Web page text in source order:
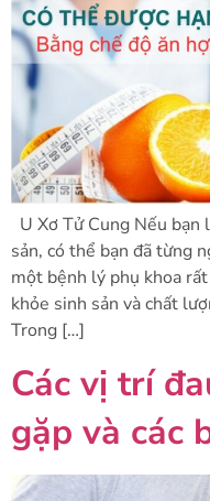
U Xơ Tử Cung Nếu
sản, có thể bạn đã từng
một bệnh lý phụ khoa
khỏe sinh sản và chất
Trong […]
Các vị trí
gặp và các